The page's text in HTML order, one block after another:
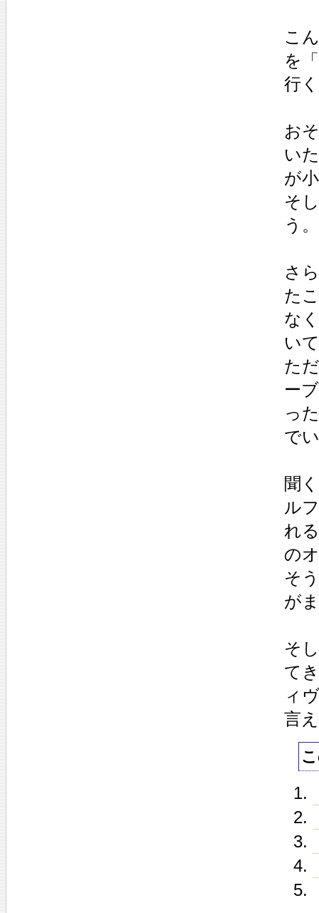
こ
を
行
お
い
が
そ
う。
さ
た
な
い
た
ー
っ
で
聞
ル
れ
の
そ
が
そ
て
ィ
言